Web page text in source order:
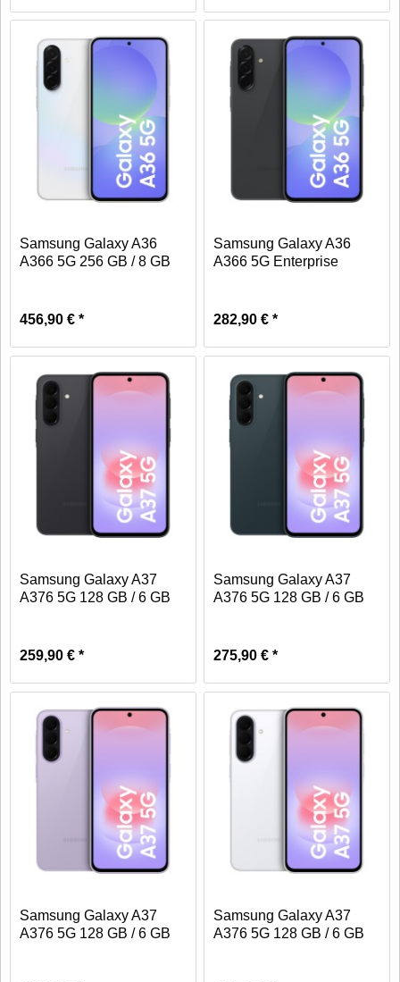
Samsung Galaxy A36
A366 5G 256 GB / 8 GB
456,90 € *
Samsung Galaxy A36
A366 5G Enterprise
282,90 € *
Samsung Galaxy A37
A376 5G 128 GB / 6 GB
259,90 € *
Samsung Galaxy A37
A376 5G 128 GB / 6 GB
275,90 € *
Samsung Galaxy A37
A376 5G 128 GB / 6 GB
Samsung Galaxy A37
A376 5G 128 GB / 6 GB